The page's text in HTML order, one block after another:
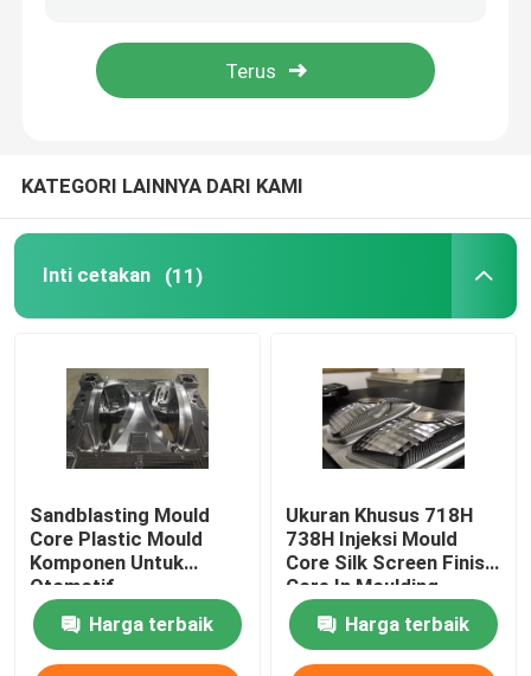
Penggeser Cetakan
Batang Dorong
Pin Ejektor Cetakan
Busing cetakan
Slide Atas Miring
KATEGORI LAINNYA DARI KAMI
Inti cetakan (11)
Sandblasting Mould
Core Plastic Mould
Komponen Untuk
Otomotif
Harga terbaik
Ukuran Khusus 718H
738H Injeksi Mould
Core Silk Screen Finish
Core In Moulding
Harga terbaik